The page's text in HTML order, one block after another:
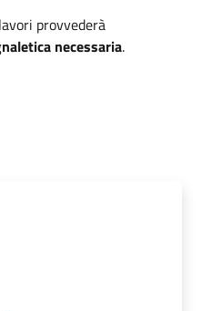
provvederà
necessaria.